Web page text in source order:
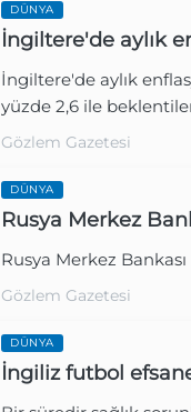
DÜNYA
İngiltere'de aylık
İngiltere'de aylık
yüzde 2,6 ile
Gözlem Gazetesi
DÜNYA
Rusya Merkez
Rusya Merkez
Gözlem Gazetesi
DÜNYA
İngiliz futbol